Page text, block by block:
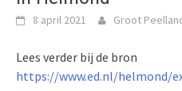
8 april 2021 Groot
Lees verder bij de bron
https://www.ed.nl/helmond/